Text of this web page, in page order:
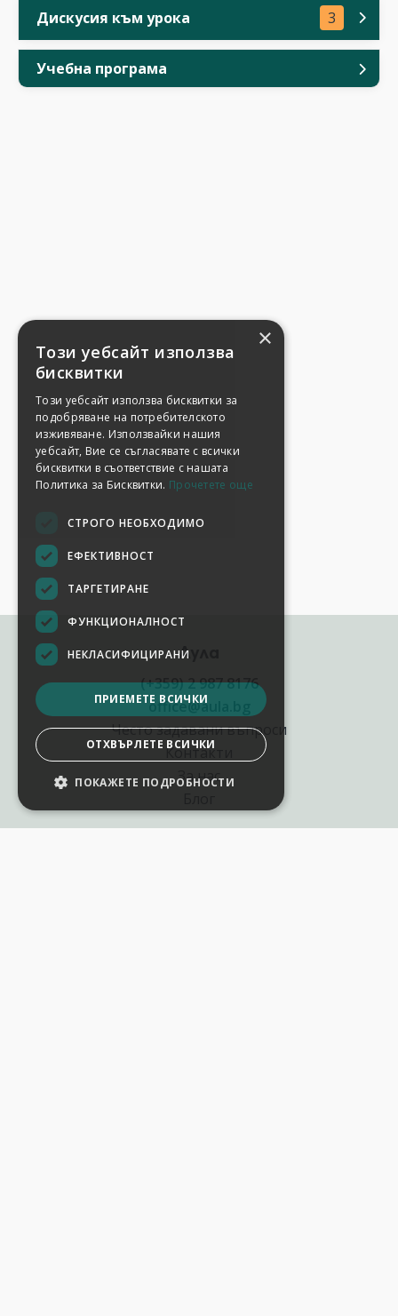
Дискусия към урока 3
Учебна програма
Аула
(+359) 2 987 8176
office@aula.bg
Често задавани въпроси
Контакти
За нас
×
Този уебсайт използва
бисквитки
Този уебсайт използва бисквитки за
подобряване на потребителското
изживяване. Използвайки нашия
уебсайт, Вие се съгласявате с всички
бисквитки в съответствие с нашата
Политика за Бисквитки. Прочетете още
СТРОГО НЕОБХОДИМО
ЕФЕКТИВНОСТ
ТАРГЕТИРАНЕ
ФУНКЦИОНАЛНОСТ
НЕКЛАСИФИЦИРАНИ
ПРИЕМЕТЕ ВСИЧКИ
ОТХВЪРЛЕТЕ ВСИЧКИ
ПОКАЖЕТЕ ПОДРОБНОСТИ